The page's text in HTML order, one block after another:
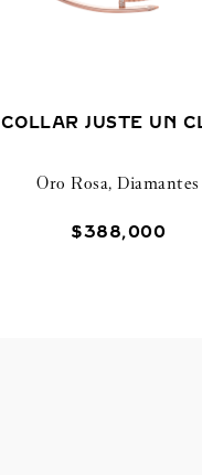
COLLAR JUSTE UN
Oro Rosa, Diamantes
$388,000